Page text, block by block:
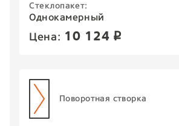
Стеклопакет:
Однокамерный
Цена: 10 124 p
Поворотная створка